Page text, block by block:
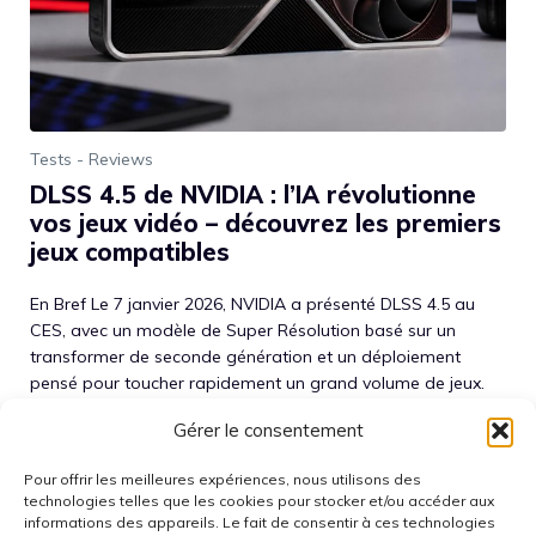
Gérer le consentement
Pour offrir les meilleures expériences, nous utilisons des
technologies telles que les cookies pour stocker et/ou accéder aux
informations des appareils. Le fait de consentir à ces technologies
Tests - Reviews
DLSS 4.5 de NVIDIA : l’IA révolutionne
vos jeux vidéo – découvrez les premiers
jeux compatibles
En Bref Le 7 janvier 2026, NVIDIA a présenté DLSS 4.5 au
CES, avec un modèle de Super Résolution basé sur un
transformer de seconde génération et un déploiement
pensé pour toucher rapidement un grand volume de jeux.
disponible en août via l’application NVIDIA, pour toutes les